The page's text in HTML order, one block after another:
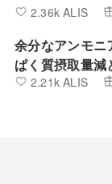
2.36k ALIS
余分なアンモ
ぱく質摂取量
2.21k ALIS